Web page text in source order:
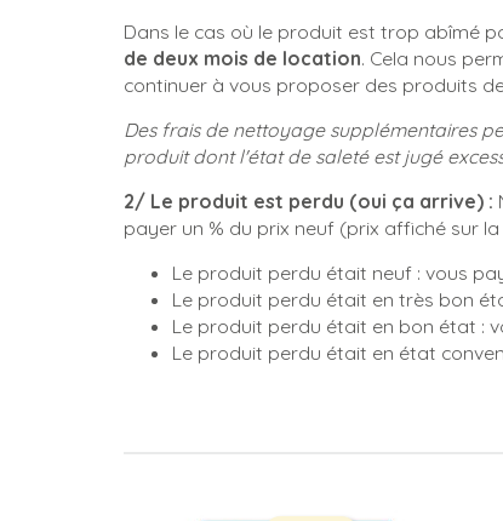
Dans le cas où le produit est trop abîmé
de deux mois de location. Cela nous
continuer à vous proposer des produits
Des frais de nettoyage supplémentaires
produit dont l'état de saleté est jugé
2/ Le produit est perdu (oui ça arrive) :
payer un % du prix neuf (prix affiché sur
Le produit perdu était neuf : vous
Le produit perdu était en très bon
Le produit perdu était en bon état :
Le produit perdu était en état